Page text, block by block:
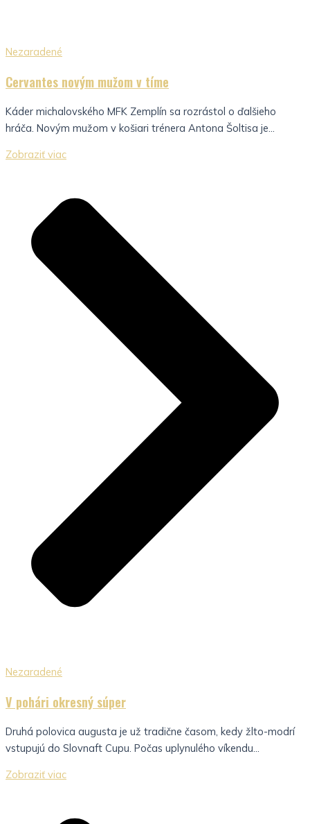
Nezaradené
Cervantes novým mužom v tíme
Káder michalovského MFK Zemplín sa rozrástol o ďalšieho
hráča. Novým mužom v košiari trénera Antona Šoltisa je...
Zobraziť viac
Nezaradené
V pohári okresný súper
Druhá polovica augusta je už tradične časom, kedy žlto-modrí
vstupujú do Slovnaft Cupu. Počas uplynulého víkendu...
Zobraziť viac